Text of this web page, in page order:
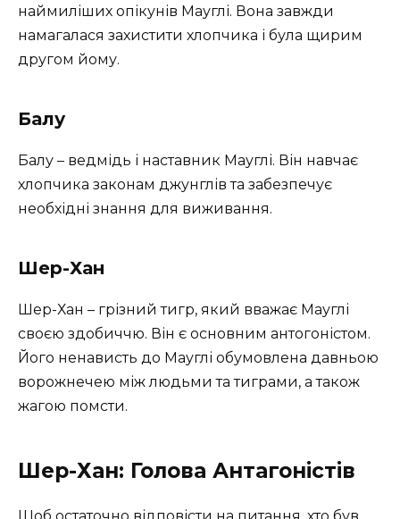
наймиліших опікунів Мауглі. Вона завжди
намагалася захистити хлопчика і була щирим
другом йому.
Балу
Балу – ведмідь і наставник Мауглі. Він навчає
хлопчика законам джунглів та забезпечує
необхідні знання для виживання.
Шер-Хан
Шер-Хан – грізний тигр, який вважає Мауглі
своєю здобиччю. Він є основним антогоністом.
Його ненависть до Мауглі обумовлена давньою
ворожнечею між людьми та тиграми, а також
жагою помсти.
Шер-Хан: Голова Антагоністів